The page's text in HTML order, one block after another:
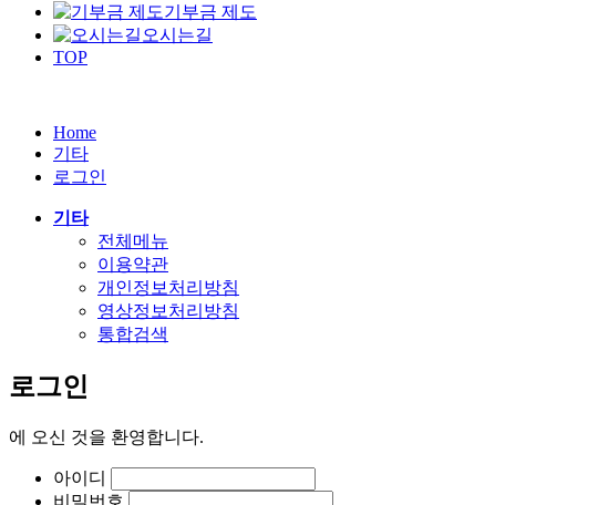
기부금 제도
오시는길
TOP
Home
기타
로그인
기타
전체메뉴
이용약관
개인정보처리방침
영상정보처리방침
통합검색
로그인
에 오신 것을 환영합니다.
아이디
비밀번호